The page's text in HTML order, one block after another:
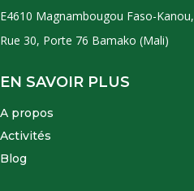
E4610 Magnambougou Faso-Kanou,
Rue 30, Porte 76 Bamako (Mali)
EN SAVOIR PLUS
A propos
Activités
Blog